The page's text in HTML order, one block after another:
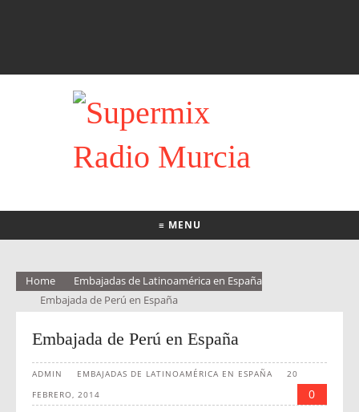
≡ MENU
Home
Embajadas de Latinoamérica en España
Embajada de Perú en España
Embajada de Perú en España
ADMIN EMBAJADAS DE LATINOAMÉRICA EN ESPAÑA
20
FEBRERO, 2014
0